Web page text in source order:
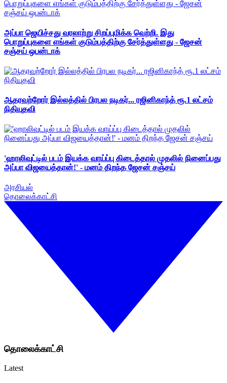
அப்பா ஜெயிச்சது வரலாற்று சிறப்புமிக்க வெற்றி. இது
பொறுப்புகளை எங்கள் குடும்பத்திற்கு சேர்த்துள்ளது - ஜேசன்
சஞ்சய் ஒபன்டாக்
ஆதரவற்றோர் இல்லத்தில் பிரபல நடிகர்... ரஜினிகாந்த் ரூ.1 லட்சம்
நிதியுதவி
'ஹாலிவுட்டில் படம் இயக்க வாய்ப்பு கிடைத்தால் முதலில் நினைப்பது
அப்பா விஜயைத்தான்!' - மனம் திறந்த ஜேசன் சஞ்சய்
அரசியல்
தொலைக்காட்சி
தொலைக்காட்சி
Latest